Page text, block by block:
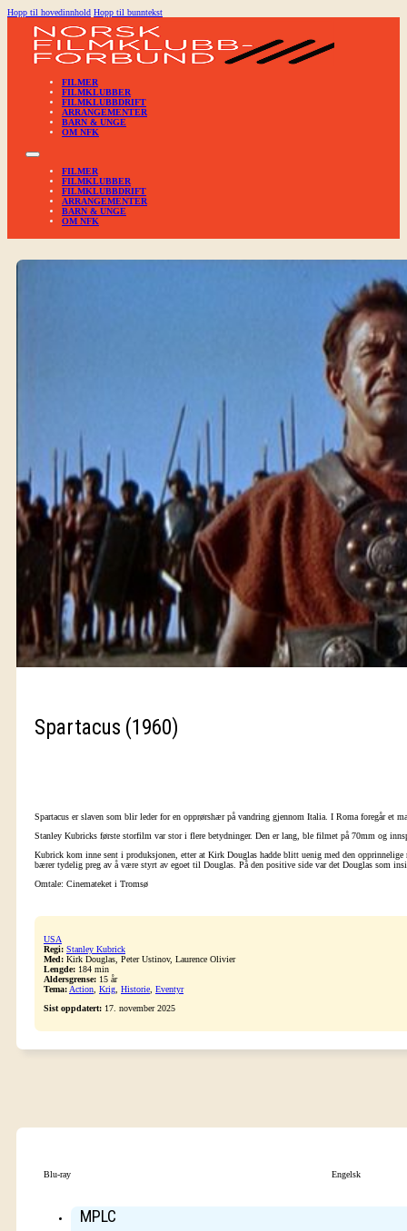
Hopp til hovedinnhold Hopp til bunntekst
FILMER
FILMKLUBBER
FILMKLUBBDRIFT
ARRANGEMENTER
BARN & UNGE
OM NFK
FILMER
FILMKLUBBER
FILMKLUBBDRIFT
ARRANGEMENTER
BARN & UNGE
OM NFK
Spartacus (1960)
Spartacus er slaven som blir leder for en opprørshær på vandring gjennom Italia. I Roma foregår et
Stanley Kubricks første storfilm var stor i flere betydninger. Den er lang, ble filmet på 70mm og
Kubrick kom inne sent i produksjonen, etter at Kirk Douglas hadde blitt uenig med den
bærer tydelig preg av å være styrt av egoet til Douglas. På den positive side var det Douglas som
Omtale: Cinemateket i Tromsø
USA
Regi: Stanley Kubrick
Med: Kirk Douglas, Peter Ustinov, Laurence Olivier
Lengde: 184 min
Aldersgrense: 15 år
Tema: Action Krig Historie Eventyr
Sist oppdatert: 17. november 2025
Blu-ray Engelsk
MPLC